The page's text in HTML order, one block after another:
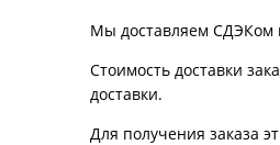
Мы доставляем СДЭКом
Стоимость доставки
доставки.
Для получения заказа